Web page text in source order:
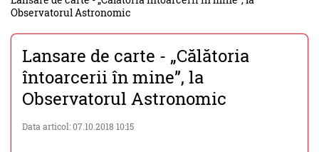
Observatorul Astronomic
Lansare de carte - „Călătoria
întoarcerii în mine”, la
Observatorul Astronomic
Data articol: 07.10.2018 10:15